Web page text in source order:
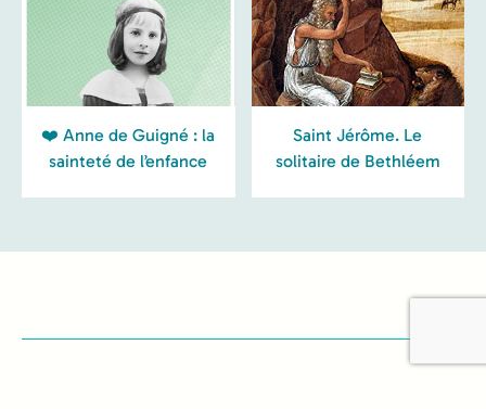
❤️ Anne de Guigné : la
sainteté de l’enfance
Saint Jérôme. Le
solitaire de Bethléem